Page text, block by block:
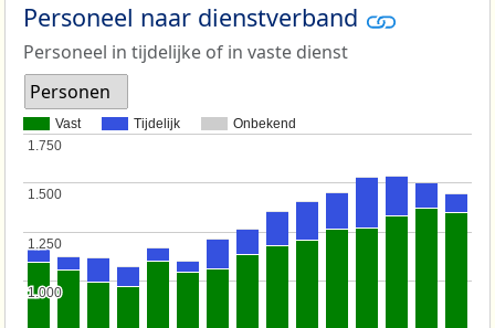
Personeel naar dienstverband
Personeel in tijdelijke of in vaste dienst
Personen
Vast Tijdelijk Onbekend
1.000
1.000
1.250
1.250
1.500
1.500
1.750
1.750